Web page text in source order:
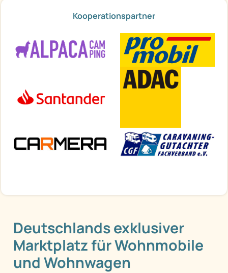
Kooperationspartner
Deutschlands exklusiver
Marktplatz für Wohnmobile
und Wohnwagen